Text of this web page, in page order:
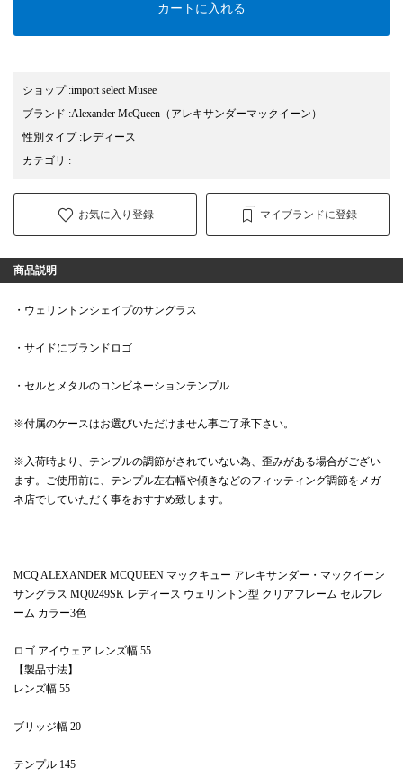
カートに入れる
ショップ:import select Musee
ブランド :Alexander McQueen （アレキサンダーマックイーン）
性別タイプ:レディース
カテゴリ :
お気に入り登録 マイブランドに登録
商品説明
・ウェリントンシェイプのサングラス
・サイドにブランドロゴ
・セルとメタルのコンビネーションテンプル
※付属のケースはお選びいただけません事ご了承下さい。
※入荷時より、テンプルの調節がされていない為、歪みがある場合がござい
ます。ご使用前に、テンプル左右幅や傾きなどのフィッティング調節をメガ
ネ店でしていただく事をおすすめ致します。
MCQ ALEXANDER MCQUEEN マックキュー アレキサンダー・マックイーン
サングラス MQ0249SK レディース ウェリントン型 クリアフレーム セルフレ
ーム カラー3色
ロゴ アイウェア レンズ幅 55
【製品寸法】
レンズ幅 55
ブリッジ幅 20
テンプル 145